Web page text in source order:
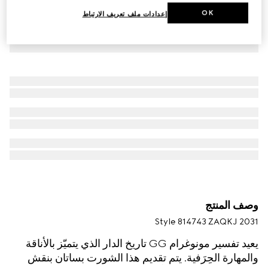
وصف المنتج
Style ‎814743 ZAQKJ 2031
يعيد تفسير مونوغرام GG تاريخ الدار الذي يتميّز بالأناقة
والمهارة الحِرَفية. يتم تقديم هذا الشورت بساتان بنقش
إعدادات ملف تعريف الارتباط OK